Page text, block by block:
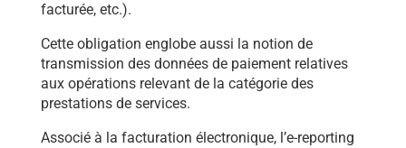
facturée, etc.).
Cette obligation englobe aussi la notion de
transmission des données de paiement relatives
aux opérations relevant de la catégorie des
prestations de services.
Associé à la facturation électronique, l’e-reporting